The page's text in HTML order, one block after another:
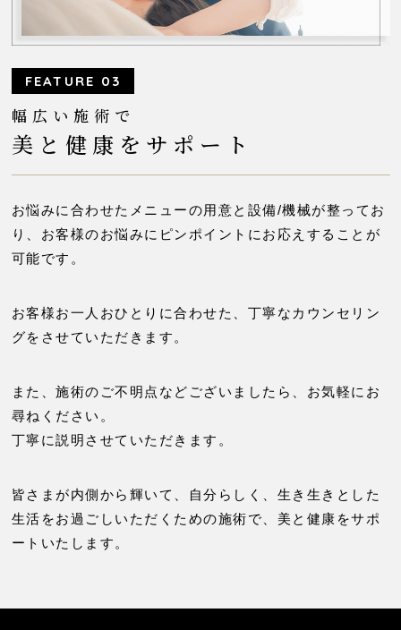
FEATURE 03
幅広い施術で
美と健康をサポート
お悩みに合わせたメニューの用意と設備/機械が整ってお
り、 お客様のお悩みにピンポイントにお応えすることが
可能です。
お客様お一人おひとりに合わせた、 丁寧なカウンセリン
グをさせていただきます。
また、施術のご不明点などございましたら、お気軽にお
尋ねください。
丁寧に説明させていただきます。
皆さまが内側から輝いて、自分らしく、生き生きとした
生活をお過ごしいただくための施術で、美と健康をサポ
ートいたします。